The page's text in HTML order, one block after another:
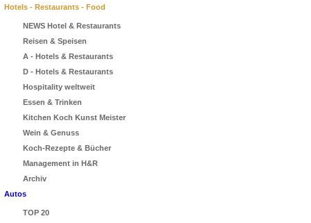
Hotels - Restaurants - Food
NEWS Hotel & Restaurants
Reisen & Speisen
A - Hotels & Restaurants
D - Hotels & Restaurants
Hospitality weltweit
Essen & Trinken
Kitchen Koch Kunst Meister
Wein & Genuss
Koch-Rezepte & Bücher
Management in H&R
Archiv
Autos
TOP 20